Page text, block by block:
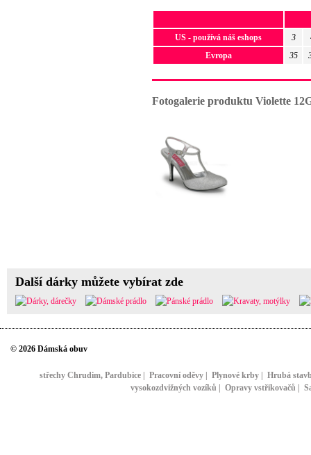
US - používá náš eshops 3
Evropa
35
Fotogalerie produktu Violette
Další dárky můžete vybírat zde
© 2026 Dámská obuv
střechy Chrudim, Pardubice| Pracovní oděvy| Plynové krby| Hrubá
vysokozdvižných vozíků
Opravy vstřikovačů